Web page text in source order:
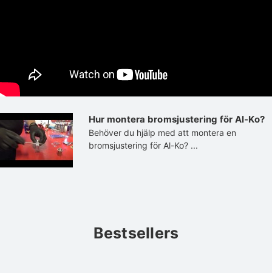
Hur montera bromsjustering för Al-Ko?
Behöver du hjälp med att montera en
bromsjustering för Al-Ko? ...
Bestsellers